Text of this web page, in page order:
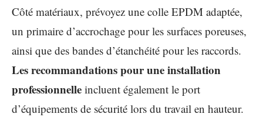
Côté matériaux, prévoyez une colle EPDM adaptée,
un primaire d’accrochage pour les surfaces poreuses,
ainsi que des bandes d’étanchéité pour les raccords.
Les recommandations pour une installation
professionnelle incluent également le port
d’équipements de sécurité lors du travail en hauteur.